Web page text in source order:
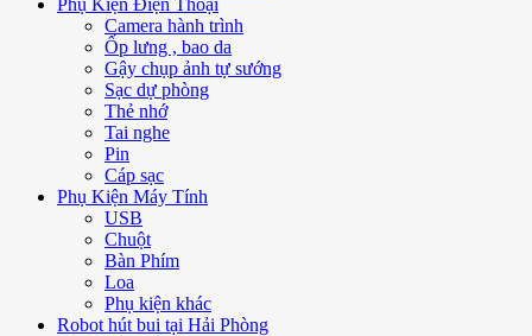
Phụ Kiện Điện Thoại
Camera hành trình
Ốp lưng , bao da
Gậy chụp ảnh tự sướng
Sạc dự phòng
Thẻ nhớ
Tai nghe
Pin
Cáp sạc
Phụ Kiện Máy Tính
USB
Chuột
Bàn Phím
Loa
Phụ kiện khác
Robot hút bui tại Hải Phòng